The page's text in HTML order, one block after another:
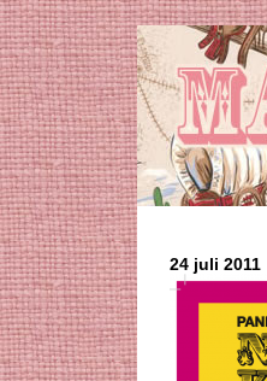
24 juli 2011